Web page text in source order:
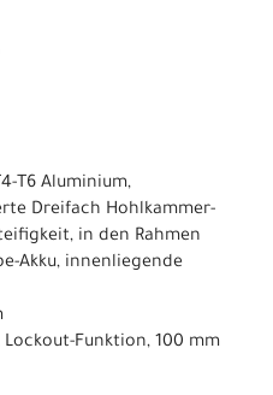
T6 Aluminium,
Dreifach Hohlkammer-
in den Rahmen
Akku, innenliegende
Lockout-Funktion, 100 mm